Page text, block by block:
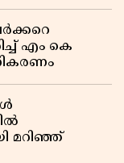
എം കെ
മറിഞ്ഞ്